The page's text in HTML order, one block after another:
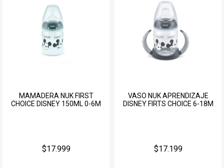
MAMADERA NUK FIRST
CHOICE DISNEY 150ML 0-6M
$17.999
VASO NUK APRENDIZAJE
DISNEY FIRTS CHOICE 6-18M
$17.199